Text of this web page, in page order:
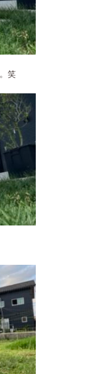
笑